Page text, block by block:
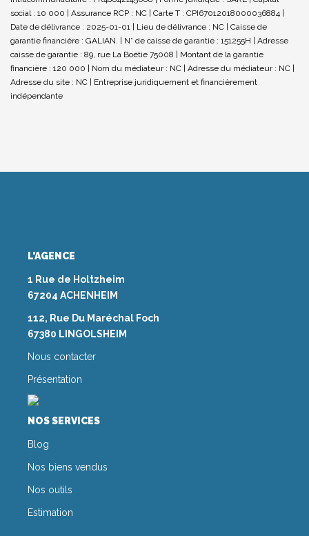
social : 10 000 | Assurance RCP : NC | Carte T : CPI67012018000036884 |
Date de délivrance : 2025-01-01 | Lieu de délivrance : NC | Caisse de
garantie financière : GALIAN. | N° de caisse de garantie : 151255H | Adresse
caisse de garantie : 89, rue La Boétie 75008 | Montant de la garantie
financière : 120 000 | Nom du médiateur : NC | Adresse du médiateur : NC |
Adresse du site : NC | Entreprise juridiquement et financièrement
indépendante
L'AGENCE
1 Rue de Holtzheim
67204 ACHENHEIM
112, Rue Du Maréchal Foch
67380 LINGOLSHEIM
Nous contacter
Présentation
NOS SERVICES
Blog
Nos biens vendus
Nos outils
Estimation